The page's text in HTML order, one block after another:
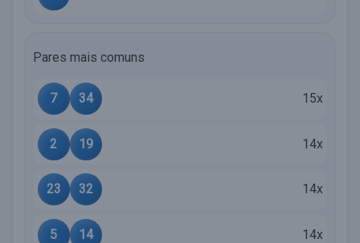
Pares mais comuns
7 34 15x
2 19 14x
23 32 14x
5 14 14x